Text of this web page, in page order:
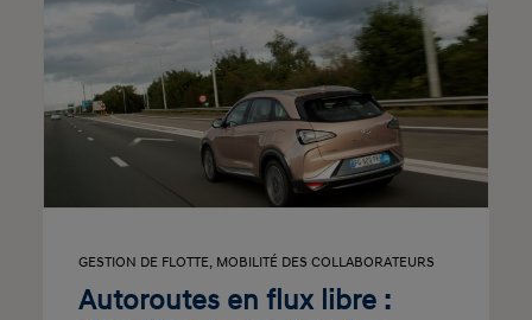
GESTION DE FLOTTE, MOBILITÉ DES COLLABORATEURS
Autoroutes en flux libre :